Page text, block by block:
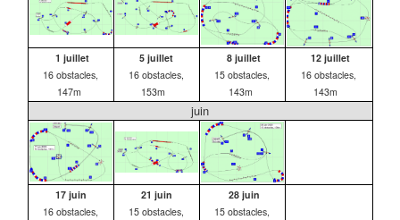
1 juillet
16 obstacles,
147m
5 juillet
16 obstacles,
153m
8 juillet
15 obstacles,
143m
12 juillet
16 obstacles,
143m
juin
17 juin
16 obstacles,
21 juin
15 obstacles,
28 juin
15 obstacles,